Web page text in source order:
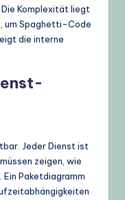
Komplexität liegt
um Spaghetti-Code
die interne
Jeder Dienst ist
zeigen, wie
Paketdiagramm